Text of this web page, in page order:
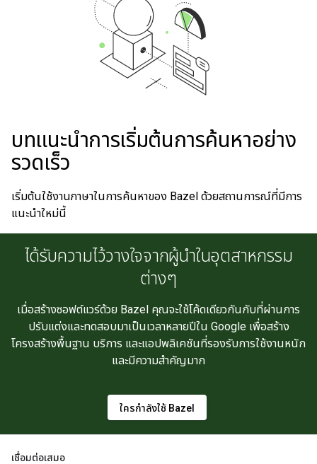
บทแนะนำการเริ่มต้นการค้นหาอย่าง
รวดเร็ว
เริ่มต้นใช้งานภาษาในการค้นหาของ Bazel ด้วยสถานการณ์ที่มีการ
แนะนำใหม่นี้
ได้รับความไว้วางใจจากผู้นำในอุตสาหกรรม
ต่างๆ
เมื่อสร้างซอฟต์แวร์ด้วย Bazel คุณจะใช้โค้ดเดียวกันกับที่ผ่านการ
ปรับแต่งและทดสอบมาเป็นเวลาหลายปีใน Google เพื่อสร้าง
โครงสร้างพื้นฐาน บริการ และแอปพลิเคชันที่รองรับการใช้งานหนัก
และมีความสำคัญมาก
ใครกำลังใช้ Bazel
เชื่อมต่อเสมอ